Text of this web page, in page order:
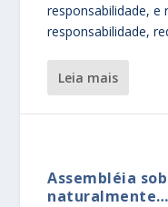
responsabilidade, e
responsabilidade,
leia mais
Assembléia
naturalmente…